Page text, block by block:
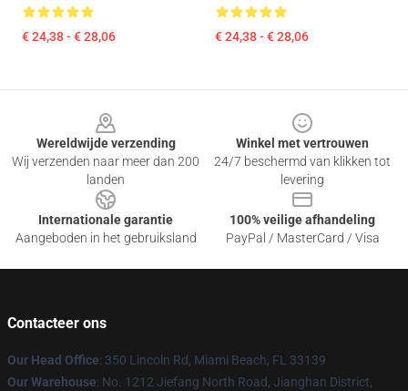
€ 24,38 - € 28,06 € 24,38 - € 28,06
Wereldwijde verzending
Wij verzenden naar meer dan 200
landen
Winkel met vertrouwen
24/7 beschermd van klikken tot
levering
Internationale garantie
Aangeboden in het gebruiksland
100% veilige afhandeling
PayPal / MasterCard / Visa
Contacteer ons
Our Head Office: 350 Lincoln Rd, Miami Beach, FL 33139
Our Warehouse: No. 1212 Jiefang North Road, Jianghan District,